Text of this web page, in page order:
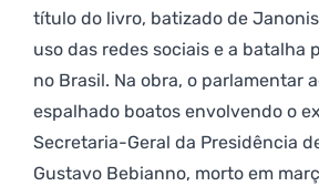
título do livro, batizado de
uso das redes sociais e a batalha
no Brasil. Na obra, o parlamentar
espalhado boatos envolvendo o
Secretaria-Geral da Presidência
Gustavo Bebianno, morto em